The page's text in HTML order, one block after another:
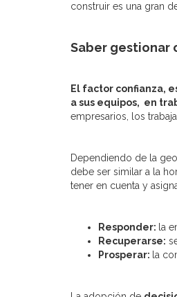
construir es una gran
Saber gestionar
El factor confianza,
a sus equipos, en
empresarios, los
Dependiendo de la
debe ser similar a la
tener en cuenta y
Responder: la
Recuperarse:
Prosperar: la